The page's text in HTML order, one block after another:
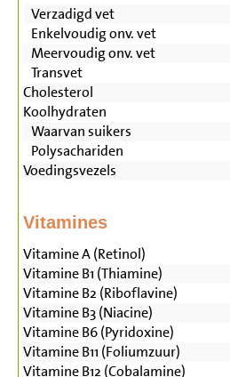
Verzadigd vet
Enkelvoudig onv. vet
Meervoudig onv. vet
Transvet
Cholesterol
Koolhydraten
Waarvan suikers
Polysachariden
Voedingsvezels
Vitamines
Vitamine A (Retinol)
Vitamine B1 (Thiamine)
Vitamine B2 (Riboflavine)
Vitamine B3 (Niacine)
Vitamine B6 (Pyridoxine)
Vitamine B11 (Foliumzuur)
Vitamine B12 (Cobalamine)